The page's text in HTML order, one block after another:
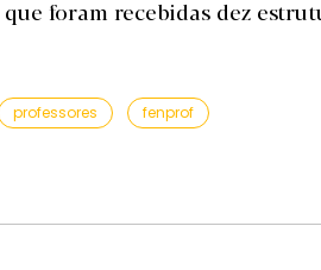
foram recebidas dez
professores fenprof